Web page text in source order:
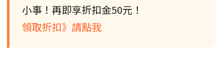
小事！再即享折扣金50元！
領取折扣》請點我